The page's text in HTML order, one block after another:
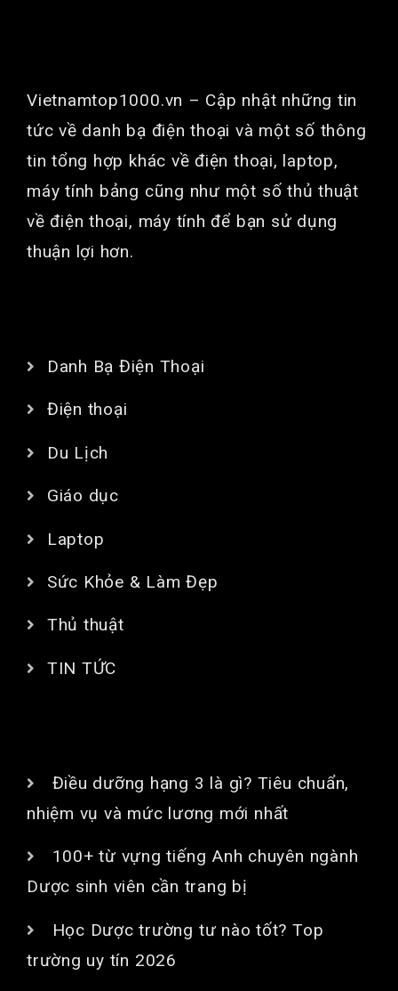
Vietnamtop1000.vn – Cập nhật những tin
tức về danh bạ điện thoại và một số thông
tin tổng hợp khác về điện thoại, laptop,
máy tính bảng cũng như một số thủ thuật
về điện thoại, máy tính để bạn sử dụng
thuận lợi hơn.
Danh Bạ Điện Thoại
Điện thoại
Du Lịch
Giáo dục
Laptop
Sức Khỏe & Làm Đẹp
Thủ thuật
TIN TỨC
Điều dưỡng hạng 3 là gì? Tiêu chuẩn,
nhiệm vụ và mức lương mới nhất
100+ từ vựng tiếng Anh chuyên ngành
Dược sinh viên cần trang bị
Học Dược trường tư nào tốt? Top
trường uy tín 2026